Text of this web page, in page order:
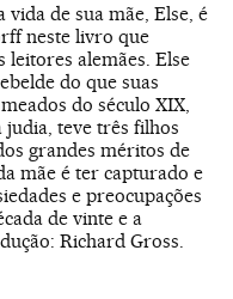
de sua mãe, Else, é
neste livro que
leitores alemães. Else
do que suas
do século XIX,
teve três filhos
grandes méritos de
mãe é ter capturado e
e preocupações
de vinte e a
Richard Gross.